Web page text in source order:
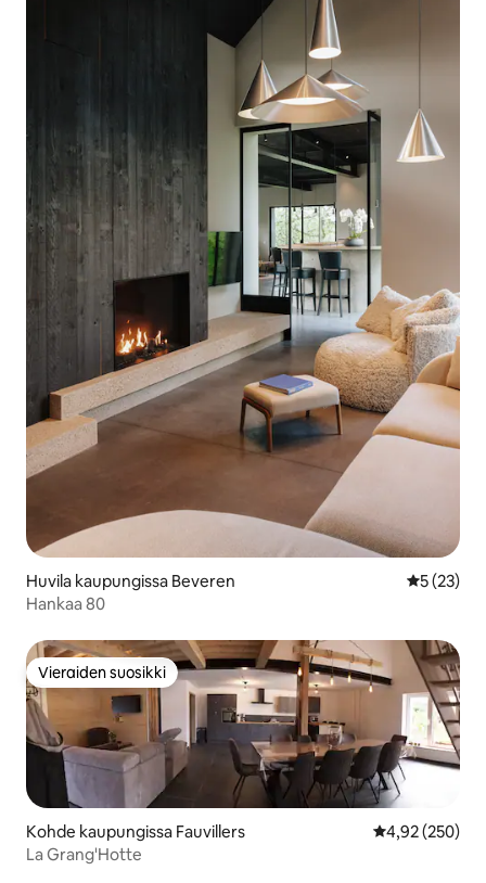
Huvila kaupungissa Beveren
5 (23)
Hankaa 80
Vieraiden suosikki
Vieraiden suosikki
Kohde kaupungissa Fauvillers
4,92 (250)
La Grang'Hotte